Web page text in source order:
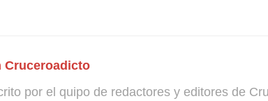
Cruceroadicto
por el quipo de redactores y editores de